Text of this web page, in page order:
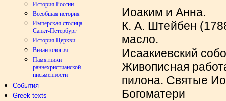
История России
Всеобщая история
Имперская столица —
Санкт-Петербург
История Церкви
Византология
Памятники
раннехристианской
письменности
События
Greek texts
Иоаким и Анна.
К. А. Штейбен
масло.
Исаакиевский
Живописная
пилона. Святые
Богоматери